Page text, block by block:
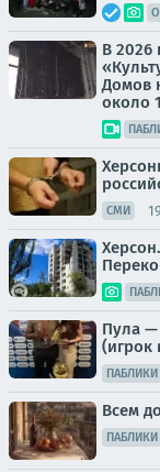
В 2026
Домов
около
СМИ
Пула —
(игрок
ПАБЛИКИ
Всем
ПАБЛИКИ